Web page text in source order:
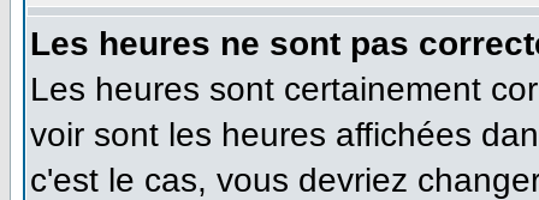
Les heures ne sont pas
Les heures sont certainement
voir sont les heures affichées
c'est le cas, vous devriez